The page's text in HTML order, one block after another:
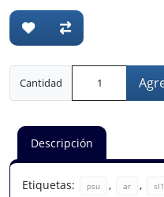
Cantidad
Descripción
Etiquetas: psu , ar ,